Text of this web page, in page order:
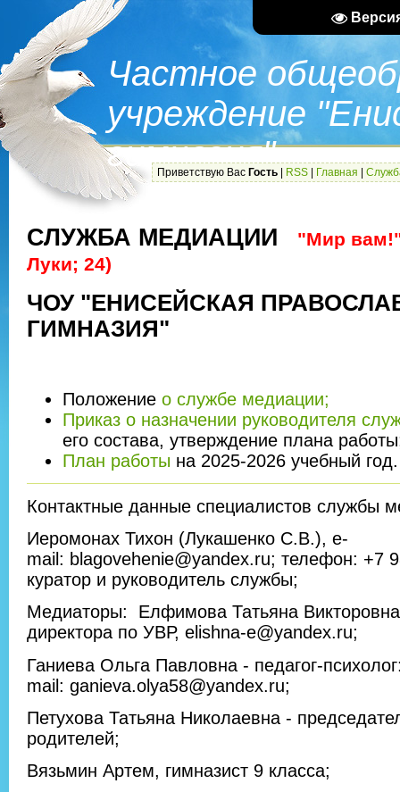
Частное
учреждение
гимназия"
Приветствую Вас Гость RSS Главная
СЛУЖБА МЕДИАЦИИ
"Мир вам!"
Луки; 24)
ЧОУ "ЕНИСЕЙСКАЯ
ГИМНАЗИЯ"
Положение о службе медиации;
Приказ о назначении руководителя
его состава, утверждение плана
План работы на 2025-2026 учебный год.
Контактные данные специалистов службы
Иеромонах Тихон (Лукашенко С.В.), e-
mail: blagovehenie@yandex.ru; телефон: +7
куратор и руководитель службы;
Медиаторы: Елфимова Татьяна
директора по УВР, elishna-e@yandex.ru;
Ганиева Ольга Павловна - педагог-
mail: ganieva.olya58@yandex.ru;
Петухова Татьяна Николаевна -
родителей;
Вязьмин Артем, гимназист 9 класса;